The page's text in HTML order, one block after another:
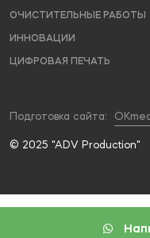
ОЧИСТИТЕЛЬНЫЕ РАБОТЫ
ИННОВАЦИИ
ЦИФРОВАЯ ПЕЧАТЬ
Подготовка сайта:
© 2025 "ADV Production"